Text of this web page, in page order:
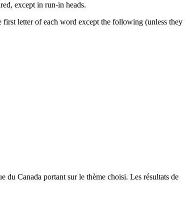
except in run-in heads.
letter of each word except the following (unless they
du Canada portant sur le thème choisi. Les résultats de